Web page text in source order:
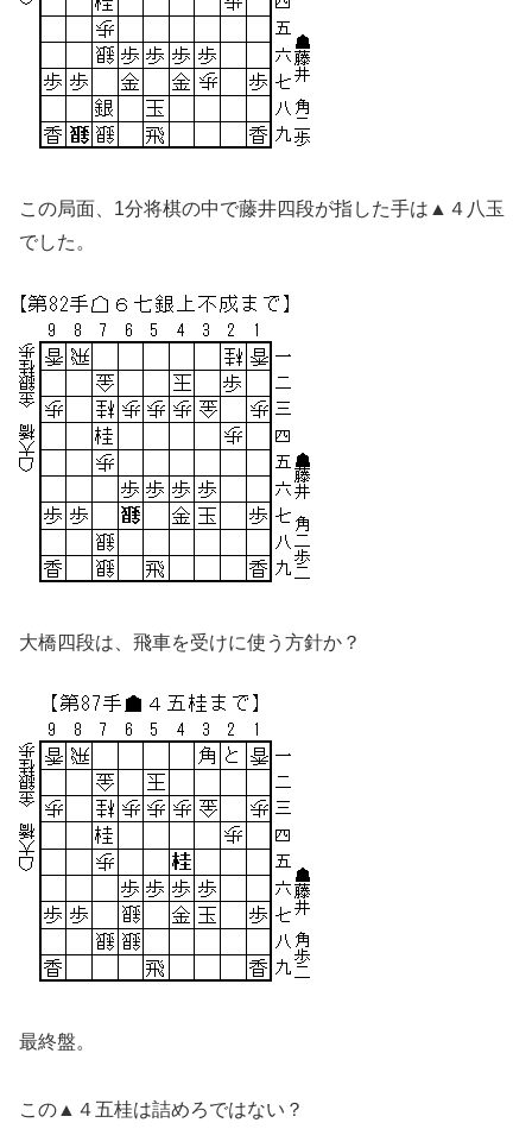
この局面、1分将棋の中で藤井四段が指した手は▲４八玉
でした。
大橋四段は、飛車を受けに使う方針か？
最終盤。
この▲４五桂は詰めろではない？